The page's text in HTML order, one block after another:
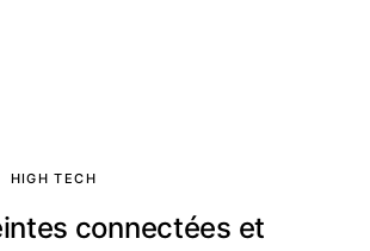
HIGH TECH
connectées et